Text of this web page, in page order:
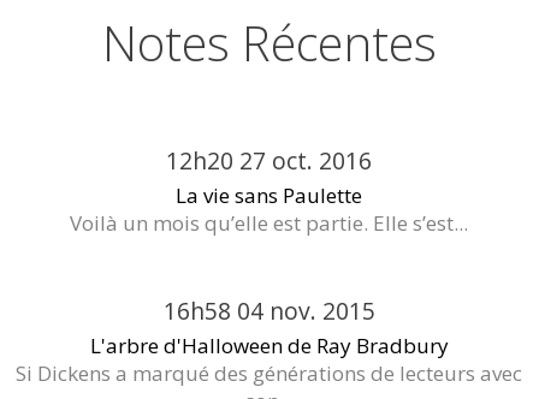
Notes Récentes
12h20 27 oct. 2016
La vie sans Paulette
Voilà un mois qu’elle est partie. Elle s’est...
16h58 04 nov. 2015
L'arbre d'Halloween de Ray Bradbury
Si Dickens a marqué des générations de lecteurs avec